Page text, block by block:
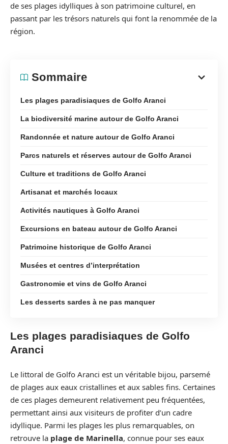
de ses plages idylliques à son patrimoine culturel, en
passant par les trésors naturels qui font la renommée de la
région.
Sommaire
Les plages paradisiaques de Golfo Aranci
La biodiversité marine autour de Golfo Aranci
Randonnée et nature autour de Golfo Aranci
Parcs naturels et réserves autour de Golfo Aranci
Culture et traditions de Golfo Aranci
Artisanat et marchés locaux
Activités nautiques à Golfo Aranci
Excursions en bateau autour de Golfo Aranci
Patrimoine historique de Golfo Aranci
Musées et centres d’interprétation
Gastronomie et vins de Golfo Aranci
Les desserts sardes à ne pas manquer
Les plages paradisiaques de Golfo
Aranci
Le littoral de Golfo Aranci est un véritable bijou, parsemé
de plages aux eaux cristallines et aux sables fins. Certaines
de ces plages demeurent relativement peu fréquentées,
permettant ainsi aux visiteurs de profiter d’un cadre
idyllique. Parmi les plages les plus remarquables, on
retrouve la plage de Marinella, connue pour ses eaux